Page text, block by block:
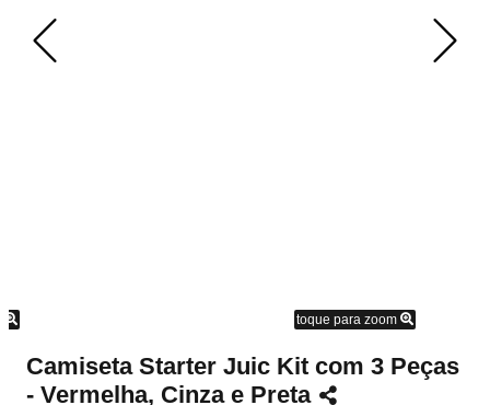
toque para zoom
Camiseta Starter Juic Kit com 3 Peças
- Vermelha, Cinza e Preta